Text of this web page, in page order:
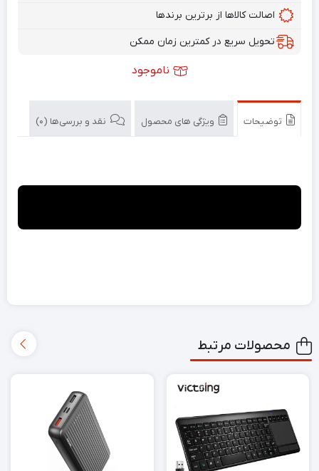
اصالت کالاها از برترین برندها
تحویل سریع در کمترین زمان ممکن
ناموجود
توضیحات ویژگی های محصول نقد و بررسی‌ها (0)
محصولات مرتبط